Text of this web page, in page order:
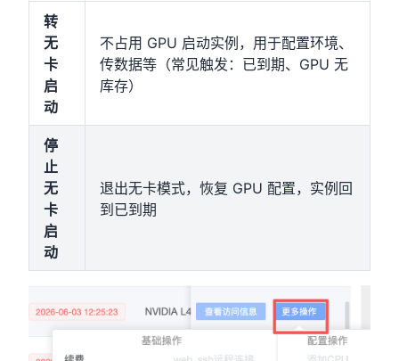
转
无
卡
启
动
不占用 GPU 启动实例，用于配置环境、
传数据等（常见触发：已到期、GPU 无
库存）
停
止
无
卡
启
动
退出无卡模式，恢复 GPU 配置，实例回
到已到期